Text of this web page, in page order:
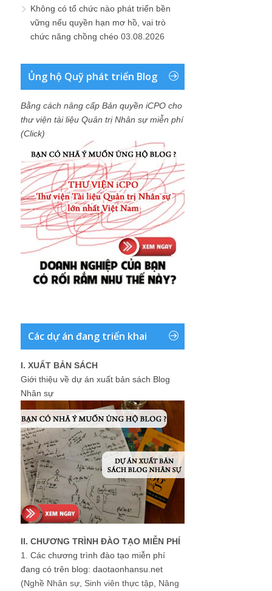
Không có tổ chức nào phát triển bền
vững nếu quyền hạn mơ hồ, vai trò
chức năng chồng chéo 03.08.2026
Ủng hộ Quỹ phát triển Blog
Bằng cách nâng cấp Bản quyền iCPO cho
thư viện tài liệu Quản trị Nhân sự miễn phí
(Click)
Các dự án đang triển khai
I. XUẤT BẢN SÁCH
Giới thiệu về dự án xuất bản sách Blog
Nhân sự
II. CHƯƠNG TRÌNH ĐÀO TẠO MIỄN PHÍ
1. Các chương trình đào tạo miễn phí
đang có trên blog: daotaonhansu.net
(Nghề Nhân sự, Sinh viên thực tập, Nâng